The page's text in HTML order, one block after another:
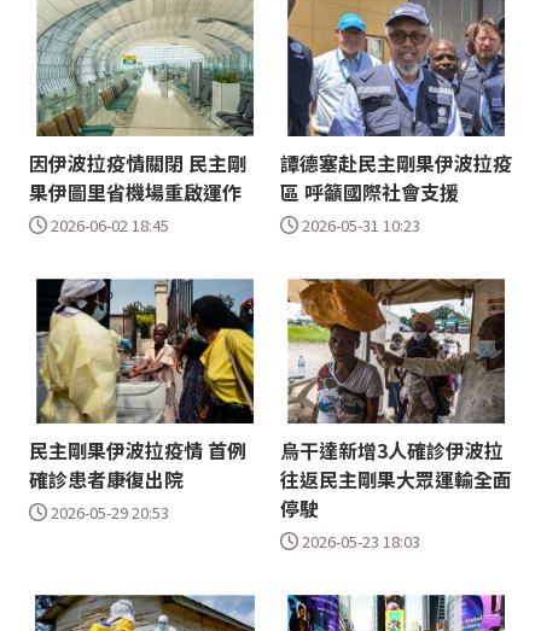
因伊波拉疫情關閉 民主剛
果伊圖里省機場重啟運作
2026-06-02 18:45
譚德塞赴民主剛果伊波拉疫
區 呼籲國際社會支援
2026-05-31 10:23
民主剛果伊波拉疫情 首例
確診患者康復出院
2026-05-29 20:53
烏干達新增3人確診伊波拉
往返民主剛果大眾運輸全面
停駛
2026-05-23 18:03